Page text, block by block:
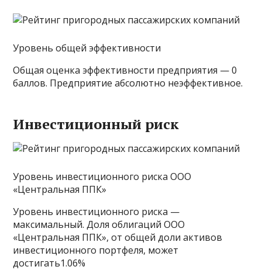
Уровень общей эффективности
Общая оценка эффективности предприятия — 0
баллов. Предприятие абсолютно неэффективное.
Инвестиционный риск
Уровень инвестиционного риска ООО
«Центральная ППК»
Уровень инвестиционного риска —
максимальный. Доля облигаций ООО
«Центральная ППК», от общей доли активов
инвестиционного портфеля, может
достигать1.06%